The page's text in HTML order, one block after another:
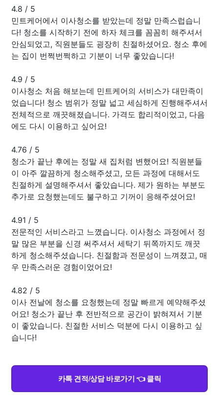
4.8 / 5
민트케어에서 이사청소를 받았는데 정말 만족스럽습니
다! 청소를 시작하기 전에 하자 체크를 꼼꼼히 해주셔서
안심되었고, 직원분들도 굉장히 친절하셨어요. 청소 후에
는 집이 번쩍번쩍하고 기분이 너무 좋았습니다!
4.9 / 5
이사청소 처음 해보는데 민트케어의 서비스가 대만족이
었습니다! 청소 범위가 정말 넓고 세심하게 진행해주셔서
전체적으로 깨끗해졌습니다. 가격도 합리적이었고, 다음
에도 다시 이용하고 싶어요!
4.76 / 5
청소가 끝난 후에는 정말 새 집처럼 변했어요! 직원분들
이 아주 깔끔하게 청소해주셨고, 모든 과정에 대해서도
친절하게 설명해주셔서 좋았습니다. 제가 원하는 부분도
추가로 요청했는데도 불구하고 기꺼이 응해주셨어요!
4.91 / 5
전문적인 서비스라고 느꼈습니다. 이사청소 과정에서 정
말 많은 부분을 신경 써주셔서 세탁기 뒤쪽까지도 깨끗
하게 청소해주셨습니다. 친절함과 전문성이 느껴졌고, 매
우 만족스러운 경험이었어요!
4.82 / 5
이사 전날에 청소를 요청했는데 정말 빠르게 예약해주셨
어요! 청소가 끝난 후 전반적으로 공간이 밝혀져서 기분
이 좋았습니다. 친절한 서비스 덕분에 다시 이용하고 싶
습니다!
카톡 견적/상담 바로가기 👈 클릭